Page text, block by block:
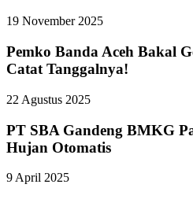
19 November 2025
Pemko Banda Aceh Bakal
Catat Tanggalnya!
22 Agustus 2025
PT SBA Gandeng BMKG
Hujan Otomatis
9 April 2025